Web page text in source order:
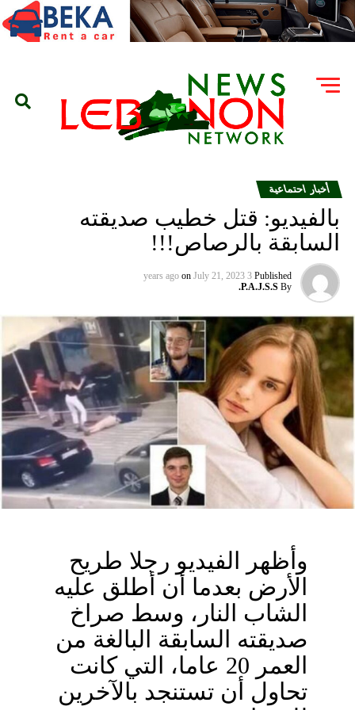
أخبار احتماعية
بالفيديو: قتل خطيب صديقته
السابقة بالرصاص!!!
Published
3 years ago
on July 21, 2023
By
P.A.J.S.S.
وأظهر الفيديو رجلا طريح
الأرض بعدما أن أطلق عليه
الشاب النار، وسط صراخ
صديقته السابقة البالغة من
العمر 20 عاما، التي كانت
تحاول أن تستنجد بالآخرين